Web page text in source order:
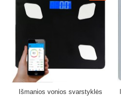
Išmanios vonios svarstyklės